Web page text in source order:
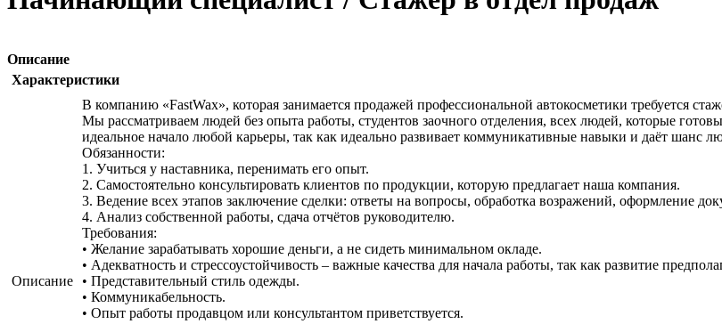
Описание
Характеристики
Описание
В компанию «FastWax», которая занимается продажей профессиональной автокосметики требуется
Мы рассматриваем людей без опыта работы, студентов заочного отделения, всех людей, которые
идеальное начало любой карьеры, так как идеально развивает коммуникативные навыки и даёт шанс
Обязанности:
1. Учиться у наставника, перенимать его опыт.
2. Самостоятельно консультировать клиентов по продукции, которую предлагает наша компания.
3. Ведение всех этапов заключение сделки: ответы на вопросы, обработка возражений, оформление
4. Анализ собственной работы, сдача отчётов руководителю.
Требования:
• Желание зарабатывать хорошие деньги, а не сидеть минимальном окладе.
• Адекватность и стрессоустойчивость – важные качества для начала работы, так как развитие
• Представительный стиль одежды.
• Коммуникабельность.
• Опыт работы продавцом или консультантом приветствуется.